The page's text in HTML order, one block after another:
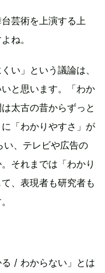
芸術を上演する上
ね。
い」という議論は、
と思います。「わか
太古の昔からずっと
「わかりやすさ」が
、テレビや広告の
それまでは「わかり
、表現者も研究者も
/ わからない」とは